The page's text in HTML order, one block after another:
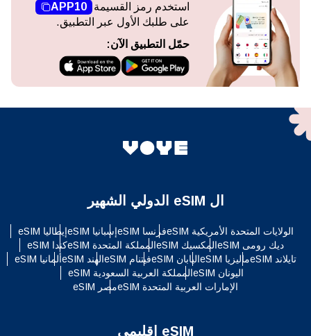
استخدم رمز القسيمة
APP10
على طلبك الأول عبر التطبيق.
حمّل التطبيق الآن:
ال eSIM الدولي الشهير
الولايات المتحدة الأمريكية eSIM فرنسا eSIM إسبانيا eSIM
إيطاليا eSIM
ديك رومى eSIM
المكسيك eSIM المملكة المتحدة eSIM
كندا eSIM
تايلاند eSIM
ماليزيا eSIM اليابان eSIM فيتنام eSIM الهند eSIM
ألمانيا eSIM
اليونان eSIM
المملكة العربية السعودية eSIM
الإمارات العربية المتحدة eSIM
مصر eSIM
eSIM إقليمي